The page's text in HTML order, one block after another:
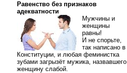
Равенство без признаков
адекватности
Мужчины и
женщины
равны!
И не спорьте,
так написано в
Конституции, и любая феминистка
зубами загрызёт мужика, назвавшего
женщину слабой.